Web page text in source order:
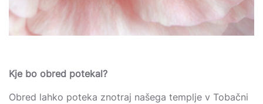
Kje bo obred potekal?
Obred lahko poteka znotraj našega templje v Tobačni